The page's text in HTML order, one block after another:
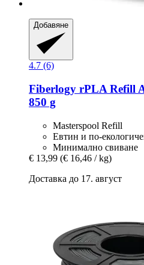
Добавяне
4.7 (6)
Fiberlogy rPLA Refill
850 g
Masterspool Refill
Евтин и по-
Минимално свиване
€ 13,99 (€ 16,46 / kg)
Доставка до 17. август